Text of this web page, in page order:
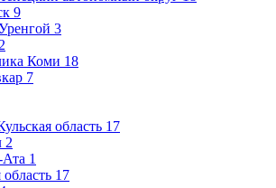
9
3
2
Коми 18
7
область 17
2
1
17